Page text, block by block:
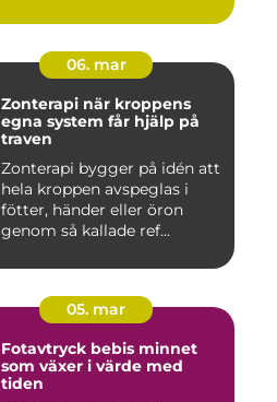
06. mar
Zonterapi när kroppens
egna system får hjälp på
traven
Zonterapi bygger på idén att
hela kroppen avspeglas i
fötter, händer eller öron
genom så kallade ref...
05. mar
Fotavtryck bebis minnet
som växer i värde med
tiden